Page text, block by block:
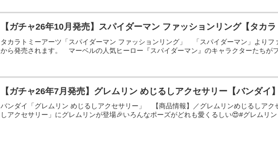
【ガチャ26年10月発売】スパイダーマン ファッションリング【タカ
タカラトミーアーツ「スパイダーマン ファッションリング」 「スパイダーマン」よりフ
から発売されます。 マーベルの人気ヒーロー『スパイダーマン』のキャラクターたちが
【ガチャ26年7月発売】グレムリン めじるしアクセサリー【バンダイ
バンダイ「グレムリン めじるしアクセサリー」 【商品情報】／グレムリンめじるしア
しアクセサリー」にグレムリンが登場🎉いろんなポーズがどれも愛くるしい😍#グレムリ